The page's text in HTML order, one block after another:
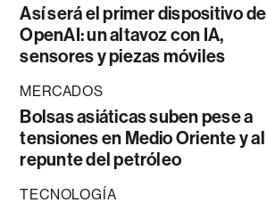
Así será el primer dispositivo de
OpenAI: un altavoz con IA,
sensores y piezas móviles
MERCADOS
Bolsas asiáticas suben pese a
tensiones en Medio Oriente y al
repunte del petróleo
TECNOLOGÍA